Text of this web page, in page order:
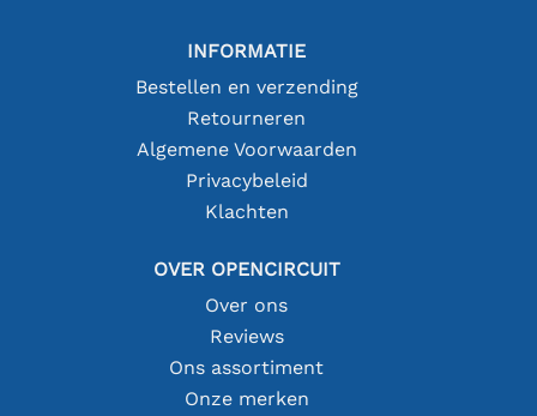
INFORMATIE
Bestellen en verzending
Retourneren
Algemene Voorwaarden
Privacybeleid
Klachten
OVER OPENCIRCUIT
Over ons
Reviews
Ons assortiment
Onze merken